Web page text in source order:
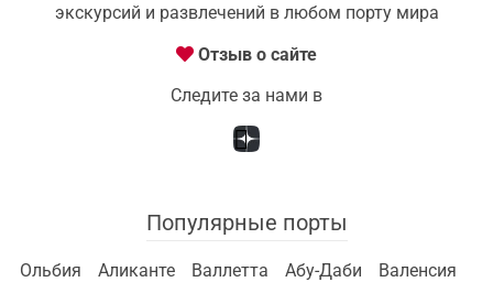
экскурсий и развлечений в любом порту мира
Отзыв о сайте
Следите за нами в
Популярные порты
Ольбия Аликанте Валлетта Абу-Даби
Валенсия